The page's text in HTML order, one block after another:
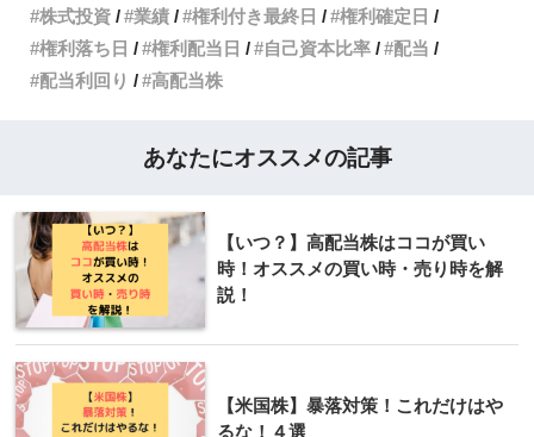
株式投資
業績 権利付き最終日
権利確定日
権利落ち日
権利配当日 自己資本比率
配当
配当利回り
高配当株
あなたにオススメの記事
【いつ？】高配当株はココが買い
時！オススメの買い時・売り時を解
説！
【米国株】暴落対策！これだけはや
るな！４選